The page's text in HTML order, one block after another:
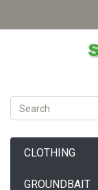
CLOTHING
GROUNDBAIT